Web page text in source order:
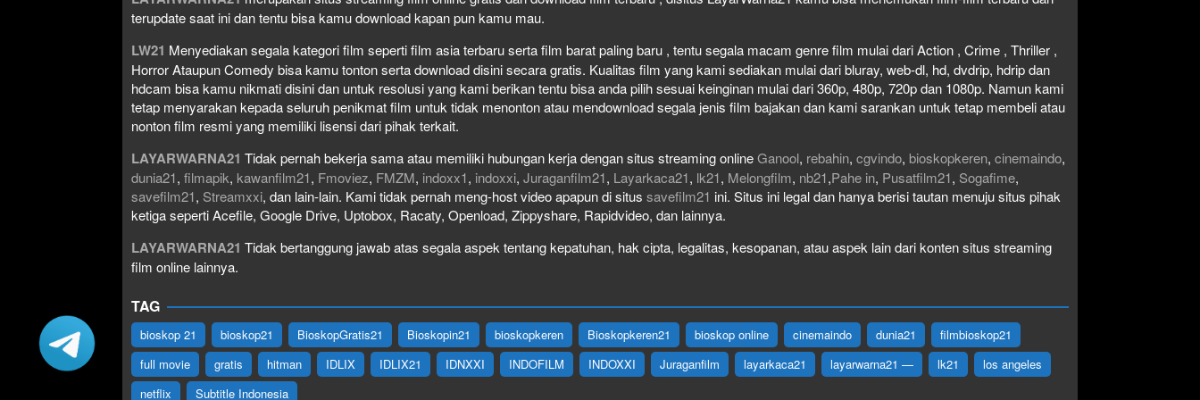
terupdate saat ini dan tentu bisa kamu download kapan pun kamu mau.
LW21 Menyediakan segala kategori film seperti film asia terbaru serta film barat paling baru , tentu segala macam genre film mulai dari Action , Crime , Thriller ,
Horror Ataupun Comedy bisa kamu tonton serta download disini secara gratis. Kualitas film yang kami sediakan mulai dari bluray, web-dl, hd, dvdrip, hdrip dan
hdcam bisa kamu nikmati disini dan untuk resolusi yang kami berikan tentu bisa anda pilih sesuai keinginan mulai dari 360p, 480p, 720p dan 1080p. Namun kami
tetap menyarakan kepada seluruh penikmat film untuk tidak menonton atau mendownload segala jenis film bajakan dan kami sarankan untuk tetap membeli atau
nonton film resmi yang memiliki lisensi dari pihak terkait.
LAYARWARNA21 Tidak pernah bekerja sama atau memiliki hubungan kerja dengan situs streaming onlineGanool, rebahin, cgvindo, bioskopkeren, cinemaindo,
dunia21, filmapik, kawanfilm21, Fmoviez, FMZM, indoxx1, indoxxi, Juraganfilm21, Layarkaca21, lk21, Melongfilm, nb21,Pahe in, Pusatfilm21, Sogafime,
savefilm21, Streamxxi, dan lain-lain. Kami tidak pernah meng-host video apapun di situs savefilm21 ini. Situs ini legal dan hanya berisi tautan menuju situs pihak
ketiga seperti Acefile, Google Drive, Uptobox, Racaty, Openload, Zippyshare, Rapidvideo, dan lainnya.
LAYARWARNA21 Tidak bertanggung jawab atas segala aspek tentang kepatuhan, hak cipta, legalitas, kesopanan, atau aspek lain dari konten situs streaming
film online lainnya.
TAG
bioskop 21 bioskop21 BioskopGratis21 Bioskopin21 bioskopkeren Bioskopkeren21 bioskop online cinemaindo dunia21
filmbioskop21
full movie
gratis hitman IDLIX IDLIX21 IDNXXI INDOFILM INDOXXI Juraganfilm layarkaca21 layarwarna21 — lk21
los angeles
netflix
Subtitle Indonesia